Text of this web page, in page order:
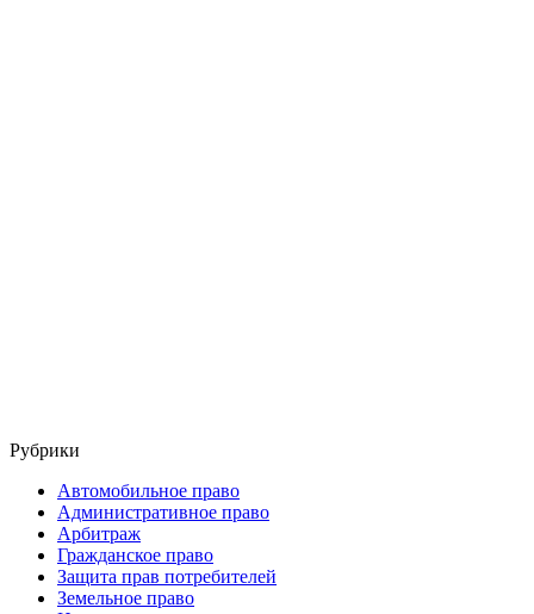
Рубрики
Автомобильное право
Административное право
Арбитраж
Гражданское право
Защита прав потребителей
Земельное право